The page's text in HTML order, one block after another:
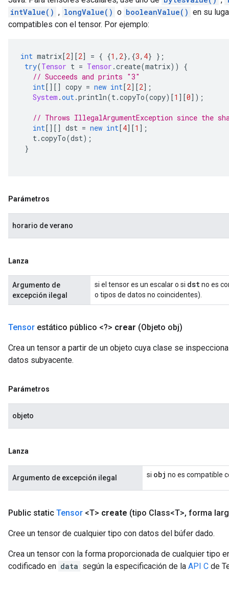
intValue() , longValue() o booleanValue() en su
compatibles con el tensor. Por ejemplo:
int matrix[2][2] = { {1 , 2},{3, 4} };
try(Tensor t = Tensor .create(matrix))
{
// Succeeds and prints "3"
int[][] copy = new int[2][2];
System .out.println(t.copyTo(copy)[1 ][0]);
// Throws IllegalArgumentException since the
int[][] dst = new int[4][1 ];
t.copyTo(dst);
}
Parámetros
horario de verano
Lanza
Argumento de
excepción ilegal
si el tensor es un escalar o si dstno es
o tipos de datos no coincidentes).
Tensor estático público <?> crear (Objeto obj)
Crea un tensor a partir de un objeto cuya clase se
datos subyacente.
Parámetros
objeto
Lanza
Argumento de excepción ilegal si obj no es compatible
Public static Tensor <T> create (tipo Class<T>, forma
Cree un tensor de cualquier tipo con datos del búfer dado.
Crea un tensor con la forma proporcionada de cualquier tipo
codificado en data según la especificación de la API C de